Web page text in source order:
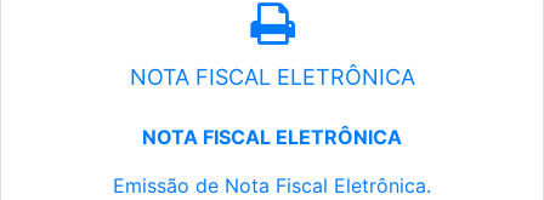
NOTA FISCAL ELETRÔNICA
NOTA FISCAL ELETRÔNICA
Emissão de Nota Fiscal Eletrônica.